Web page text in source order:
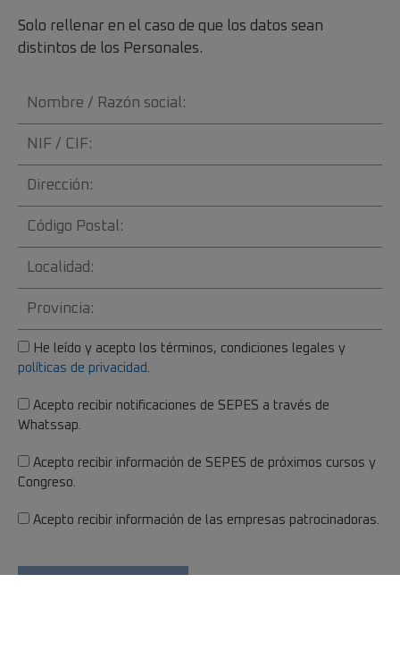
Solo rellenar en el caso de que los datos sean
distintos de los Personales.
He leído y acepto los términos, condiciones legales y
políticas de privacidad
Acepto recibir notificaciones de SEPES a través de
Whatssap.
Acepto recibir información de SEPES de próximos cursos y
Congreso.
Acepto recibir información de las empresas patrocinadoras.